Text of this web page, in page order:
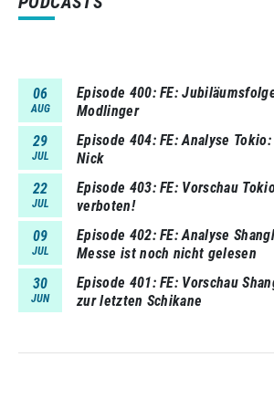
06
AUG
Episode 400 FE:
Modlinger
29
JUL
Episode 404 FE: Analyse
Nick
22
JUL
Episode 403 FE: Vorschau
verboten!
09
JUL
Episode 402 FE: Analyse
Messe ist noch nicht gelesen
30
JUN
Episode 401 FE: Vorschau
zur letzten Schikane